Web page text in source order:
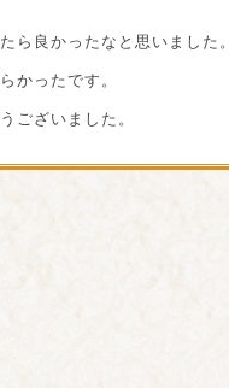
ら良かったなと思いました。
かったです。
ございました。